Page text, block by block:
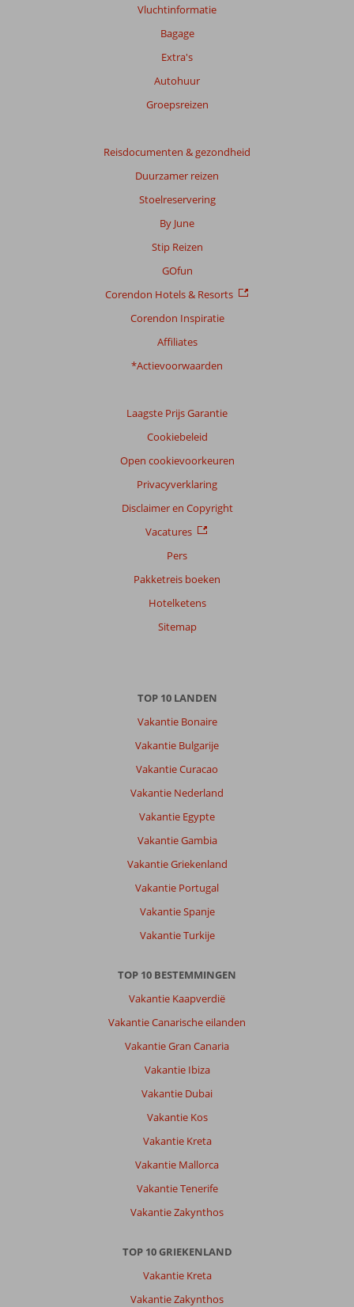
Vluchtinformatie
Bagage
Extra's
Autohuur
Groepsreizen
Reisdocumenten & gezondheid
Duurzamer reizen
Stoelreservering
By June
Stip Reizen
GOfun
Corendon Hotels & Resorts
Corendon Inspiratie
Affiliates
*Actievoorwaarden
Laagste Prijs Garantie
Cookiebeleid
Open cookievoorkeuren
Privacyverklaring
Disclaimer en Copyright
Vacatures
Pers
Pakketreis boeken
Hotelketens
Sitemap
TOP 10 LANDEN
Vakantie Bonaire
Vakantie Bulgarije
Vakantie Curacao
Vakantie Nederland
Vakantie Egypte
Vakantie Gambia
Vakantie Griekenland
Vakantie Portugal
Vakantie Spanje
Vakantie Turkije
TOP 10 BESTEMMINGEN
Vakantie Kaapverdië
Vakantie Canarische eilanden
Vakantie Gran Canaria
Vakantie Ibiza
Vakantie Dubai
Vakantie Kos
Vakantie Kreta
Vakantie Mallorca
Vakantie Tenerife
Vakantie Zakynthos
TOP 10 GRIEKENLAND
Vakantie Kreta
Vakantie Zakynthos